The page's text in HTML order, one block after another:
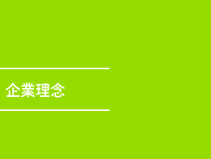
企業理念